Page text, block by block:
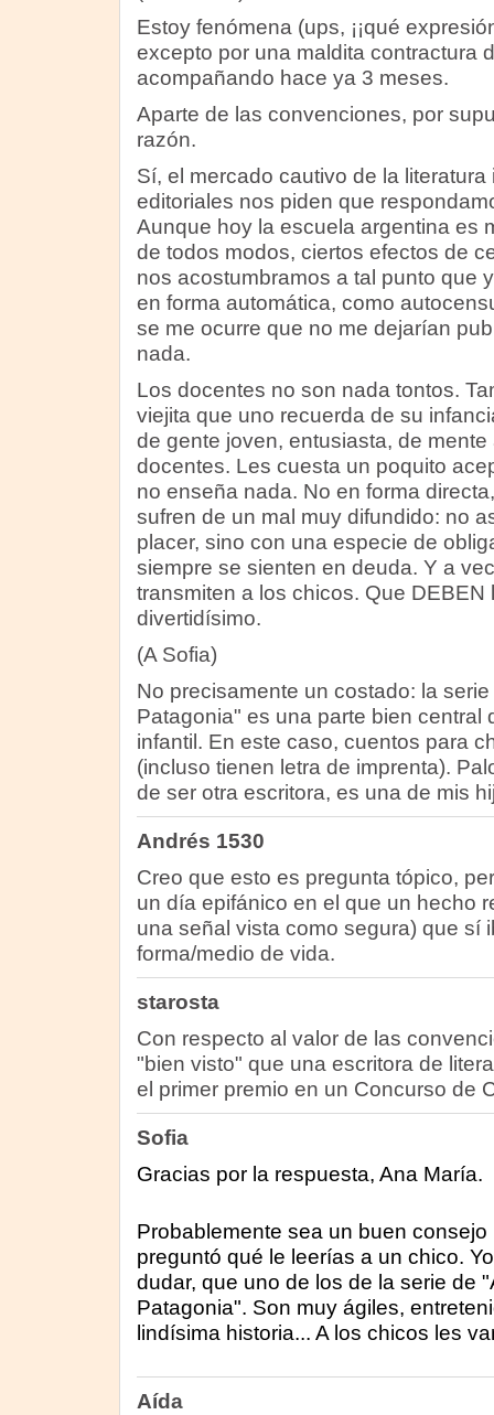
Estoy fenómena (ups, ¡¡qué
excepto por una maldita contractura
acompañando hace ya 3 meses.
Aparte de las convenciones, por
razón.
Sí, el mercado cautivo de la
editoriales nos piden que
Aunque hoy la escuela argentina es
de todos modos, ciertos efectos de
nos acostumbramos a tal punto que
en forma automática, como
se me ocurre que no me dejarían
nada.
Los docentes no son nada tontos.
viejita que uno recuerda de su
de gente joven, entusiasta, de mente
docentes. Les cuesta un poquito
no enseña nada. No en forma
sufren de un mal muy difundido: no
placer, sino con una especie de
siempre se sienten en deuda. Y a
transmiten a los chicos. Que DEBEN
divertidísimo.
(A Sofia)
No precisamente un costado: la
Patagonia" es una parte bien central
infantil. En este caso, cuentos para
(incluso tienen letra de imprenta).
de ser otra escritora, es una de mis
Andrés 1530
Creo que esto es pregunta tópico,
un día epifánico en el que un hecho
una señal vista como segura) que sí
forma/medio de vida.
starosta
Con respecto al valor de las
"bien visto" que una escritora de
el primer premio en un Concurso de
Sofia
Gracias por la respuesta, Ana María.
Probablemente sea un buen consejo
preguntó qué le leerías a un chico.
dudar, que uno de los de la serie de
Patagonia". Son muy ágiles,
lindísima historia... A los chicos les
Aída